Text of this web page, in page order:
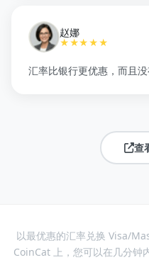
赵娜
★★★★★
汇率比银行更优惠，而且没
查
以最优惠的汇率兑换 Visa/
CoinCat 上，您可以在几分钟